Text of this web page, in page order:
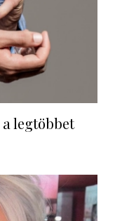
legtöbbet